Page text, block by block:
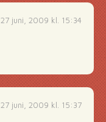
27 juni, 2009 kl. 15:34
27 juni, 2009 kl. 15:37